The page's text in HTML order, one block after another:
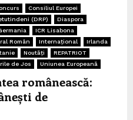
Consiliul Europei
(DRP)
Diaspora
ICR Lisabona
Român Internațional
Irlanda
Noutăți
REPATRIOT
de Jos Uniunea Europeană
românească:
de